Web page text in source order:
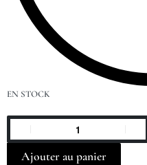
EN STOCK
Ajouter au panier